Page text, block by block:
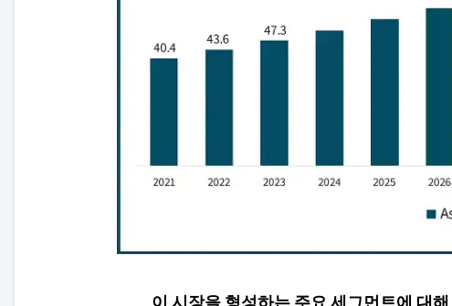
이 시장을 형성하는 주요 세그먼트에 대